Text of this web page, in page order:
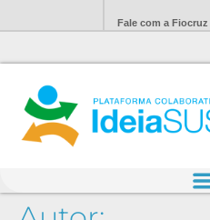
Fale com a Fiocruz